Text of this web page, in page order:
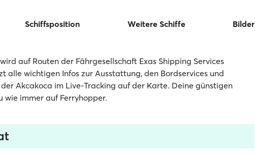
Schiffsposition Weitere Schiffe Bilder
auf Routen der Fährgesellschaft Exas Shipping Services
alle wichtigen Infos zur Ausstattung, den Bordservices und
Akcakoca im Live-Tracking auf der Karte. Deine günstigen
wie immer auf Ferryhopper.